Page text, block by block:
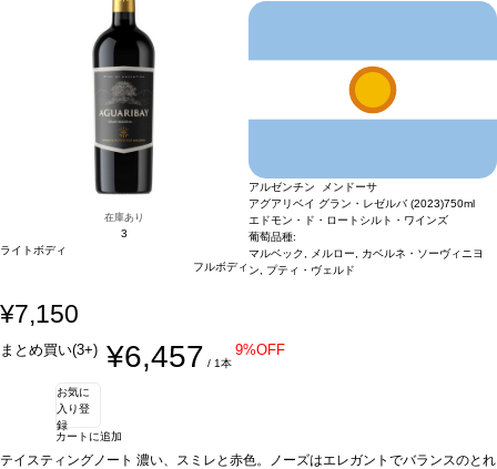
在庫あり
3
ライトボディ
フルボディ
アルゼンチン メンドーサ
アグアリベイ グラン・レゼルバ (2023)750ml
エドモン・ド・ロートシルト・ワインズ
葡萄品種:
マルベック, メルロー, カベルネ・ソーヴィニヨ
ン, プティ・ヴェルド
¥7,150
まとめ買い(3+) ¥6,457 / 1本
9%OFF
お気に
入り登
録
カートに追加
テイスティングノート 濃い、スミレと赤色。ノーズはエレガントでバランスのとれ